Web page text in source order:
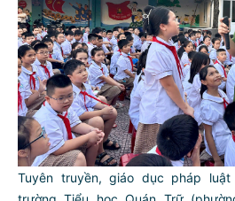
Tuyên truyền, giáo dục pháp